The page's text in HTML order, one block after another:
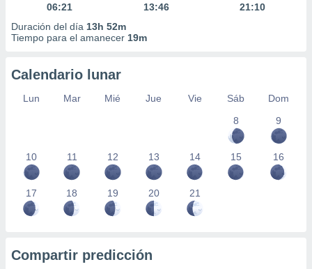
06:21
13:46
21:10
Duración del día 13h 52m
Tiempo para el amanecer 19m
Calendario lunar
Lun Mar Mié Jue Vie Sáb
Dom
8
9
10 11 12 13 14 15 16
17 18 19 20 21
Compartir predicción